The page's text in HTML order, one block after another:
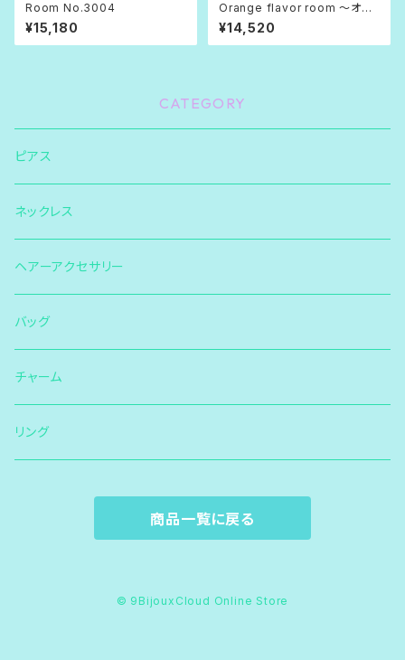
Room No.3004
¥15,180
Orange flavor room 〜オレ
ンジフレーバー・ルーム〜
¥14,520
CATEGORY
ピアス
ネックレス
ヘアーアクセサリー
バッグ
チャーム
リング
商品一覧に戻る
© 9BijouxCloud Online Store